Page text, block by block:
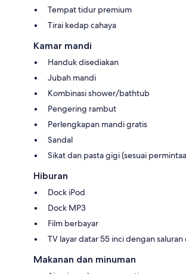
Tempat tidur premium
Tirai kedap cahaya
Kamar mandi
Handuk disediakan
Jubah mandi
Kombinasi shower/bathtub
Pengering rambut
Perlengkapan mandi gratis
Sandal
Sikat dan pasta gigi (sesuai
Hiburan
Dock iPod
Dock MP3
Film berbayar
TV layar datar 55 inci dengan
Makanan dan minuman